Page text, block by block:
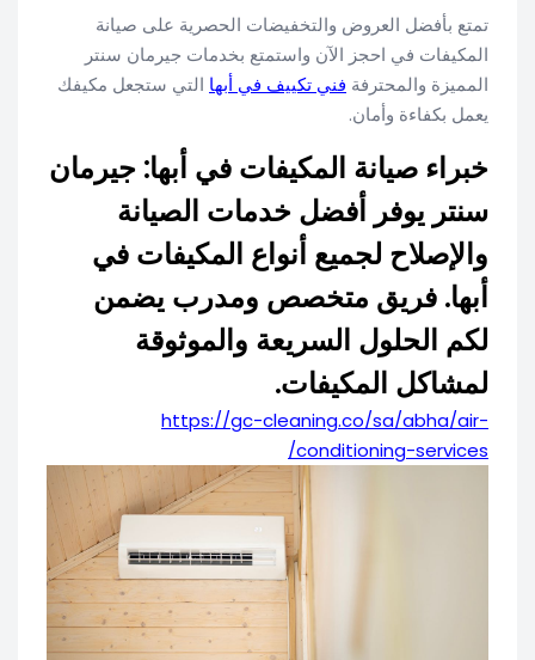
تمتع بأفضل العروض والتخفيضات الحصرية على صيانة
المكيفات في احجز الآن واستمتع بخدمات جيرمان سنتر
المميزة والمحترفة فني تكييف في أبها التي ستجعل مكيفك
يعمل بكفاءة وأمان.
خبراء صيانة المكيفات في أبها: جيرمان
سنتر يوفر أفضل خدمات الصيانة
والإصلاح لجميع أنواع المكيفات في
أبها. فريق متخصص ومدرب يضمن
لكم الحلول السريعة والموثوقة
لمشاكل المكيفات.
https://gc-cleaning.co/sa/abha/air-
conditioning-services/